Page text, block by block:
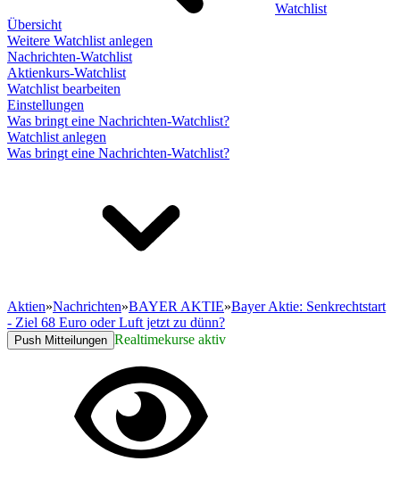
Watchlist
Übersicht
Weitere Watchlist anlegen
Nachrichten-Watchlist
Aktienkurs-Watchlist
Watchlist bearbeiten
Einstellungen
Was bringt eine Nachrichten-Watchlist?
Watchlist anlegen
Was bringt eine Nachrichten-Watchlist?
Aktien»Nachrichten»BAYER AKTIE»Bayer Aktie: Senkrechtstart
- Ziel 68 Euro oder Luft jetzt zu dünn?
Push Mitteilungen Realtimekurse aktiv